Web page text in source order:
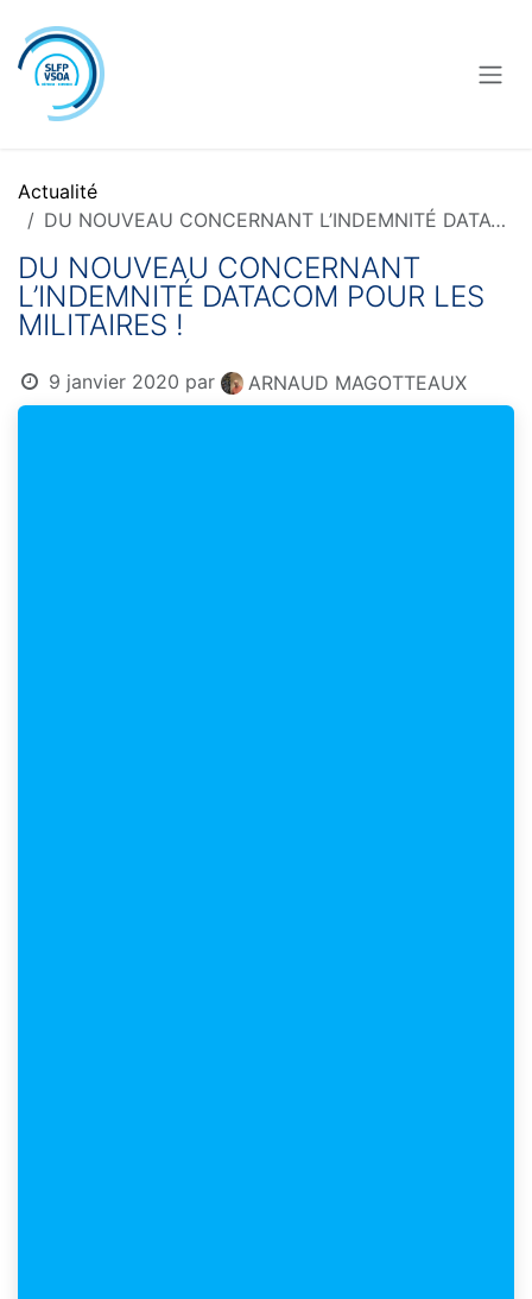
Actualité
DU NOUVEAU CONCERNANT L’INDEMNITÉ DATACOM POUR LES MILITAIRES !
DU NOUVEAU CONCERNANT
L’INDEMNITÉ DATACOM POUR LES
MILITAIRES !
9 janvier 2020 par ARNAUD MAGOTTEAUX